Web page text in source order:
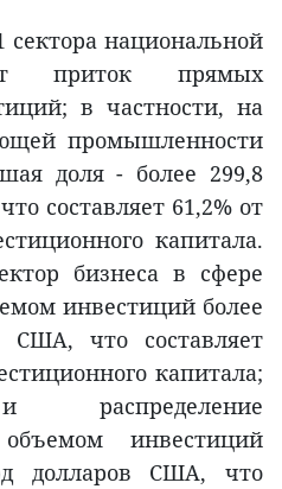
сектора национальной
приток прямых
в частности, на
промышленности
доля - более 299,8
составляет 61,2% от
капитала.
бизнеса в сфере
инвестиций более
США, что составляет
капитала;
распределение
инвестиций
долларов США, что